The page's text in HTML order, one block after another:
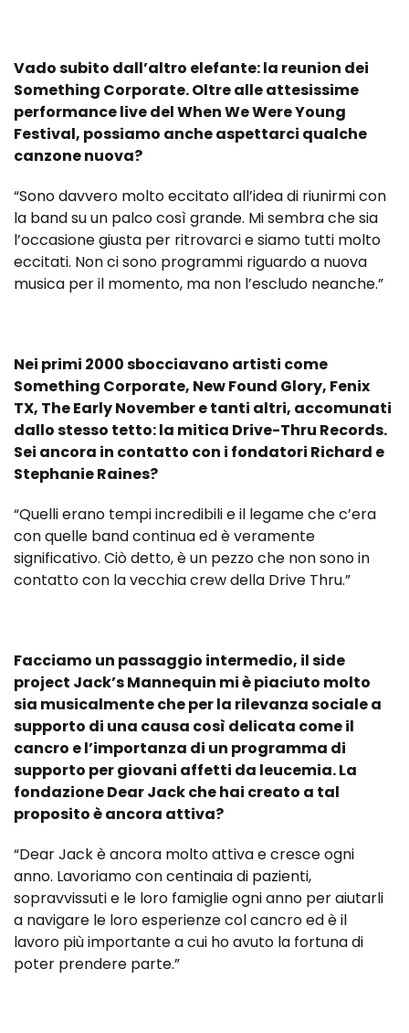
Vado subito dall’altro elefante: la reunion dei
Something Corporate. Oltre alle attesissime
performance live del When We Were Young
Festival, possiamo anche aspettarci qualche
canzone nuova?
“Sono davvero molto eccitato all’idea di riunirmi con
la band su un palco così grande. Mi sembra che sia
l’occasione giusta per ritrovarci e siamo tutti molto
eccitati. Non ci sono programmi riguardo a nuova
musica per il momento, ma non l’escludo neanche.”
Nei primi 2000 sbocciavano artisti come
Something Corporate, New Found Glory, Fenix
TX, The Early November e tanti altri, accomunati
dallo stesso tetto: la mitica Drive-Thru Records.
Sei ancora in contatto con i fondatori Richard e
Stephanie Raines?
“Quelli erano tempi incredibili e il legame che c’era
con quelle band continua ed è veramente
significativo. Ciò detto, è un pezzo che non sono in
contatto con la vecchia crew della Drive Thru.”
Facciamo un passaggio intermedio, il side
project Jack’s Mannequin mi è piaciuto molto
sia musicalmente che per la rilevanza sociale a
supporto di una causa così delicata come il
cancro e l’importanza di un programma di
supporto per giovani affetti da leucemia. La
fondazione Dear Jack che hai creato a tal
proposito è ancora attiva?
“Dear Jack è ancora molto attiva e cresce ogni
anno. Lavoriamo con centinaia di pazienti,
sopravvissuti e le loro famiglie ogni anno per aiutarli
a navigare le loro esperienze col cancro ed è il
lavoro più importante a cui ho avuto la fortuna di
poter prendere parte.”